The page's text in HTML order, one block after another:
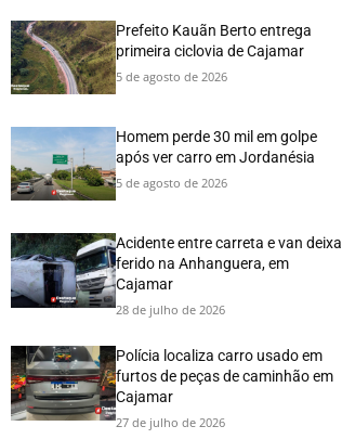
Prefeito Kauãn Berto entrega
primeira ciclovia de Cajamar
5 de agosto de 2026
Homem perde 30 mil em golpe
após ver carro em Jordanésia
5 de agosto de 2026
Acidente entre carreta e van deixa
ferido na Anhanguera, em
Cajamar
28 de julho de 2026
Polícia localiza carro usado em
furtos de peças de caminhão em
Cajamar
27 de julho de 2026